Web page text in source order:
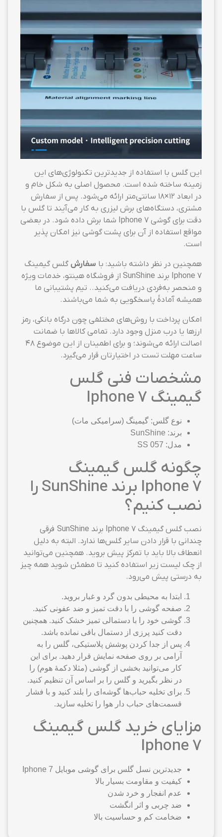
این گلس با استفاده از جدیدترین تکنولوژی‌های این
زمینه ساخته شده است. محصول اصلی به شکل خام و
در ابعاد ۱۲×۱۸ سانتی‌متر ارائه می‌شود. پس از سفارش
مشتری، دستگاه‌های برش لیزری به کار می‌آیند تا گلس با
دقت برای گوشی Iphone 7 شما برش داده شود. در بعضی
مواقع استفاده از آن برای پشت گوشی نیز امکان پذیر
است.
همچنین در نظر داشته باشید: با سفارش گلس گیمینگ
Iphone 7 برند SunShine از فروشگاه هینتو، خدمات ویژه
و منحصر به‌فردی دریافت می‌کنید.. تیم پشتیبانی ما
همیشه آمادهٔ پاسخگویی به شما می‌باشند.
امکان پرداخت با روش‌های مختلفی چون درگاه بانکی، رمز
ارزها یا درب منزل وجود دارد. تمامی کالاها با ضمانت
اصالت ارائه می‌شوند؛ و برای اطمینان از این موضوع ۴۸
ساعت مهلت تست در اختیارتان قرار می‌گیرد.
مشخصات فنی گلس
گیمینگ Iphone 7
نوع گلس: گیمینگ (سرامیکی مات)
برند: SunShine
مدل: SS 057
چگونه گلس گیمینگ
Iphone 7 برند SunShine را
نصب کنیم؟
نصب گلس گیمینگ Iphone 7 برند SunShine فرقی
چندانی با قرار دادن سایر گلس‌ها ندارد. البته به دلیل
انعطاف بالا باید با تمرکز پیش بروید. همچنین می‌توانید
از چک لیست زیر استفاده کنید تا مطمئن شوید همه چیز
به درستی پیش می‌رود.
ابتدا به محیطی بدون گرد و غبار بروید.
صفحه گوشی را با دقت تمیز و ضد عفونی کنید.
گوشی خود را با دستمالی تمیز خشک کنید. همچنین
دقت کنید پرزی از دستمال باقی نمانده باشد.
پس از جدا کردن پوشش پلاستیکی، گلس را به
آرامی بر روی صفحه نمایش قرار دهید. برای این
کار می‌توانید بخشی از گوشی (مثلا دکمهٔ هوم) را
در نظر بگیرید و گلس را بر اساس آن تنظیم کنید.
برای تخلیه حباب‌ها گوشه‌ای را بلند کنید و با فشار
قسمت‌های حباب دار هوا را تخلیه سازید.
مزایای خرید گلس گیمینگ
Iphone 7
جدیدترین نسل گلس برای گوشی موبایل Iphone 7
کیفیت و مقاومت بسیار بالا
عدم انفجار و خرد شدن
ضد چربی و اثر انگشت
ضخامت کم و حساسیت بالا